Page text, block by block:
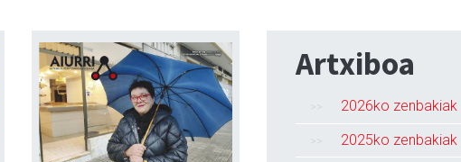
Artxiboa
2026ko zenbakiak
2025ko zenbakiak